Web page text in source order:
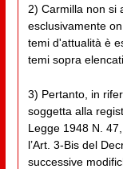
2) Carmilla non si
esclusivamente
temi d'attualità è
temi sopra elencati.
3) Pertanto, in
soggetta alla
Legge 1948 N.
l’Art. 3-Bis del
successive